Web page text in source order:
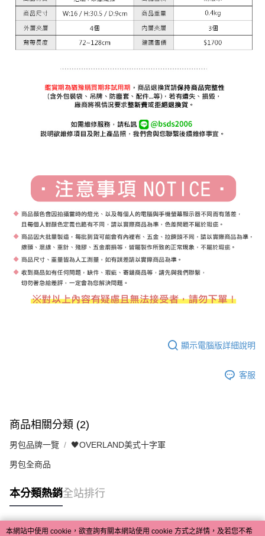
顯示電腦版詳細說明
客服
商品相關分類 (2)
男包品牌一覽 🖤OVERLAND美式十字軍
男包全商品
本分類熱銷全站排行
本網站中使用 cookie，欲查詢有關本網站使用 cookie 方式之詳情，及若您不希